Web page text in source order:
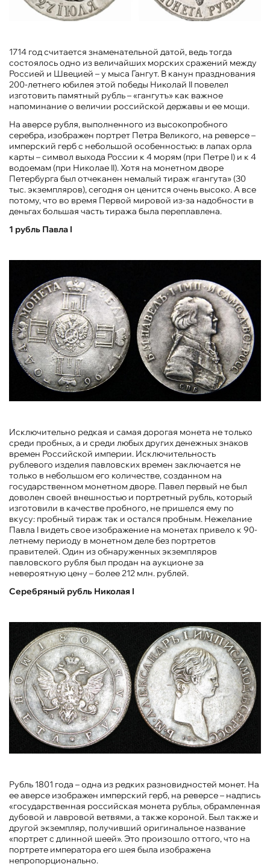
1714 год считается знаменательной датой, ведь тогда
состоялось одно из величайших морских сражений между
Россией и Швецией – у мыса Гангут. В канун празднования
200-летнего юбилея этой победы Николай II повелел
изготовить памятный рубль – «гангутъ» как важное
напоминание о величии российской державы и ее мощи.
На аверсе рубля, выполненного из высокопробного
серебра, изображен портрет Петра Великого, на реверсе –
имперский герб с небольшой особенностью: в лапах орла
карты – символ выхода России к 4 морям (при Петре I) и к 4
водоемам (при Николае II). Хотя на монетном дворе
Петербурга был отчеканен немалый тираж «гангута» (30
тыс. экземпляров), сегодня он ценится очень высоко. А все
потому, что во время Первой мировой из-за надобности в
деньгах большая часть тиража была переплавлена.
1 рубль Павла I
Исключительно редкая и самая дорогая монета не только
среди пробных, а и среди любых других денежных знаков
времен Российской империи. Исключительность
рублевого изделия павловских времен заключается не
только в небольшом его количестве, созданном на
государственном монетном дворе. Павел первый не был
доволен своей внешностью и портретный рубль, который
изготовили в качестве пробного, не пришелся ему по
вкусу: пробный тираж так и остался пробным. Нежелание
Павла I видеть свое изображение на монетах привело к 90-
летнему периоду в монетном деле без портретов
правителей. Один из обнаруженных экземпляров
павловского рубля был продан на аукционе за
невероятную цену – более 212 млн. рублей.
Серебряный рубль Николая I
Рубль 1801 года – одна из редких разновидностей монет. На
ее аверсе изображен имперский герб, на реверсе – надпись
«государственная российская монета рубль», обрамленная
дубовой и лавровой ветвями, а также короной. Был также и
другой экземпляр, получивший оригинальное название
«портрет с длинной шеей». Это произошло оттого, что на
портрете императора его шея была изображена
непропорционально.